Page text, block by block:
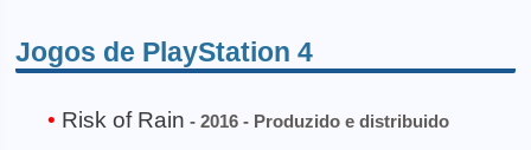
Jogos de PlayStation 4
Risk of Rain - 2016 - Produzido e distribuido